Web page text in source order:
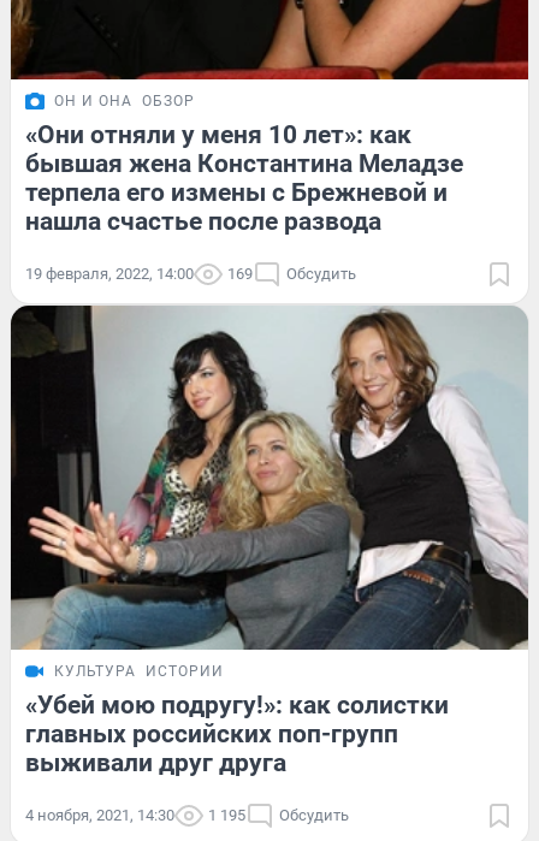
ОН И ОНА ОБЗОР
«Они отняли у меня 10 лет»: как
бывшая жена Константина Меладзе
терпела его измены с Брежневой и
нашла счастье после развода
19 февраля, 2022, 14:00 169 Обсудить
КУЛЬТУРА ИСТОРИИ
«Убей мою подругу!»: как солистки
главных российских поп-групп
выживали друг друга
4 ноября, 2021, 14:30 1 195 Обсудить